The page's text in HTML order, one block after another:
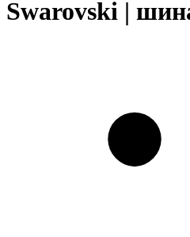
Swarovski |